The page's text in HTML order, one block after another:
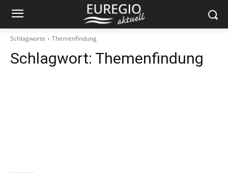
Schlagworte Themenfindung
Schlagwort: Themenfindung